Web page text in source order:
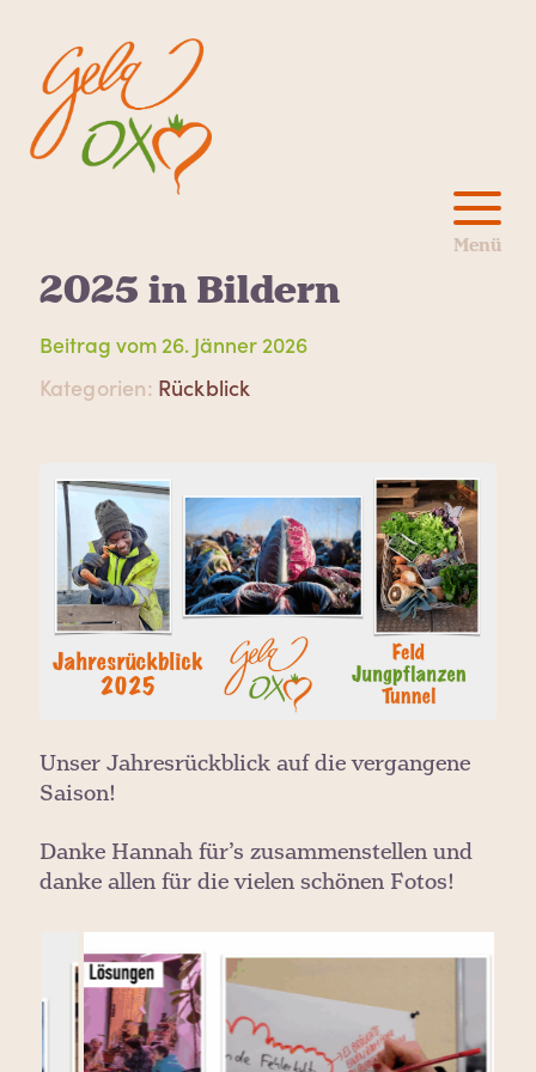
2025 in Bildern
26. Jänner 2026
Posted
Rückblick
Unser Jahresrückblick auf die vergangene
Saison!
Danke Hannah für’s zusammenstellen und
danke allen für die vielen schönen Fotos!